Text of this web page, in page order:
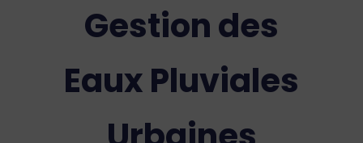
Gestion des
Eaux Pluviales